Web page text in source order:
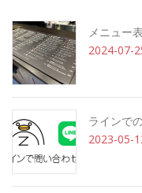
メニュー
2024-07-
ラインで
2023-05-